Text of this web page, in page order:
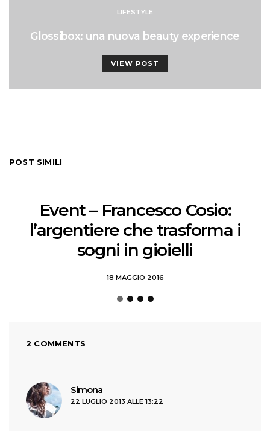
LIFESTYLE
Glossibox: una nuova beauty experience
VIEW POST
POST SIMILI
Event – Francesco Cosio:
l’argentiere che trasforma i
sogni in gioielli
18 MAGGIO 2016
2 COMMENTS
Simona
detto:
22 LUGLIO 2013 ALLE 13:22